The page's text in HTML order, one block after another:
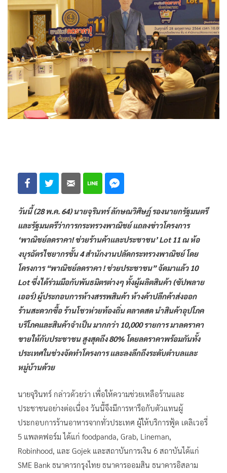
วันนี้ (28 พ.ค. 64) นายจุรินทร์ ลักษณวิศิษฏ์ รองนายกรัฐมนตรี
และรัฐมนตรีว่าการกระทรวงพาณิชย์ แถลงข่าวโครงการ
‘พาณิชย์ลดราคา! ช่วยร้านค้าและประชาชน’ Lot 11 ณ ห้อ
งบุรฉัตรไชยากรชั้น 4 สำนักงานปลัดกระทรวงพาณิชย์ โดย
โครงการ “พาณิชย์ลดราคา ! ช่วยประชาชน” จัดมาแล้ว 10
Lot ซึ่งได้ร่วมมือกับพันธมิตรต่างๆ ทั้งผู้ผลิตสินค้า (ซัปพลาย
เออร์) ผู้ประกอบการห้างสรรพสินค้า ห้างค้าปลีกค้าส่งออก
ร้านสะดวกซื้อ ร้านโชวห่วยท้องถิ่น ตลาดสด นำสินค้าอุปโภค
บริโภคและสินค้าจำเป็น มากกว่า 10,000 รายการ มาลดราคา
ขายให้กับประชาชน สูงสุดถึง 80% โดยลดราคาพร้อมกันทั้ง
ประเทศในช่วงจัดทำโครงการ และลงลึกถึงระดับตำบลและ
หมู่บ้านด้วย
นายจุรินทร์ กล่าวด้วยว่า เพื่อให้ความช่วยเหลือร้านและ
ประชาชนอย่างต่อเนื่อง วันนี้จึงมีการหารือกับตัวแทนผู้
ประกอบการร้านอาหารจากทั่วประเทศ ผู้ให้บริการฟู้ด เดลิเวอรี่
5 แพลตฟอร์ม ได้แก่ foodpanda, Grab, Lineman,
Robinhood, และ Gojek และสถาบันการเงิน 6 สถาบันได้แก่
SME Bank ธนาคารกรุงไทย ธนาคารออมสิน ธนาคารอิสลาม